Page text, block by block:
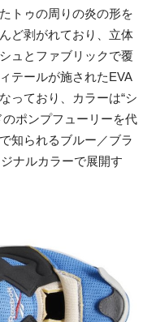
トゥの周りの炎の形を
ど剥がれており、立体
ュとファブリックで覆
テールが施されたEVA
っており、カラーは“シ
のポンプフューリーを代
知られるブルー／ブラ
ナルカラーで展開す